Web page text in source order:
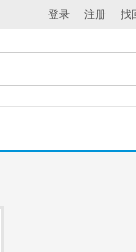
登录 注册 找